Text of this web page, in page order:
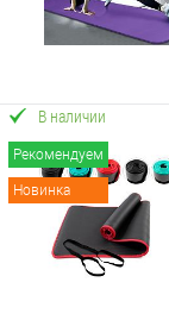
Рекомендуем
Новинка
В наличии